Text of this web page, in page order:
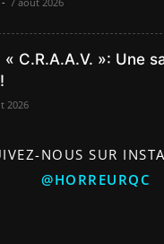
C.R.A.A.V. »: Une
2026
NOUS SUR
@HORREURQC